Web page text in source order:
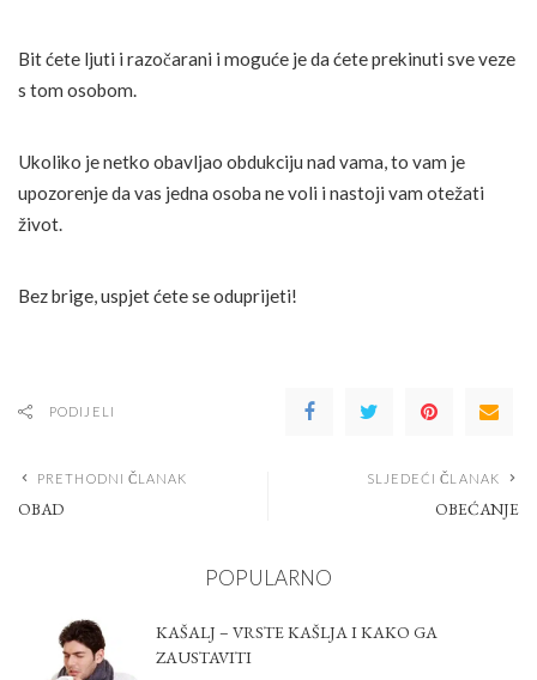
Bit ćete ljuti i razočarani i moguće je da ćete prekinuti sve veze
s tom osobom.
Ukoliko je netko obavljao obdukciju nad vama, to vam je
upozorenje da vas jedna osoba ne voli i nastoji vam otežati
život.
Bez brige, uspjet ćete se oduprijeti!
PODIJELI
PRETHODNI ČLANAK
OBAD
SLJEDEĆI ČLANAK
OBEĆANJE
POPULARNO
KAŠALJ – VRSTE KAŠLJA I KAKO GA
ZAUSTAVITI